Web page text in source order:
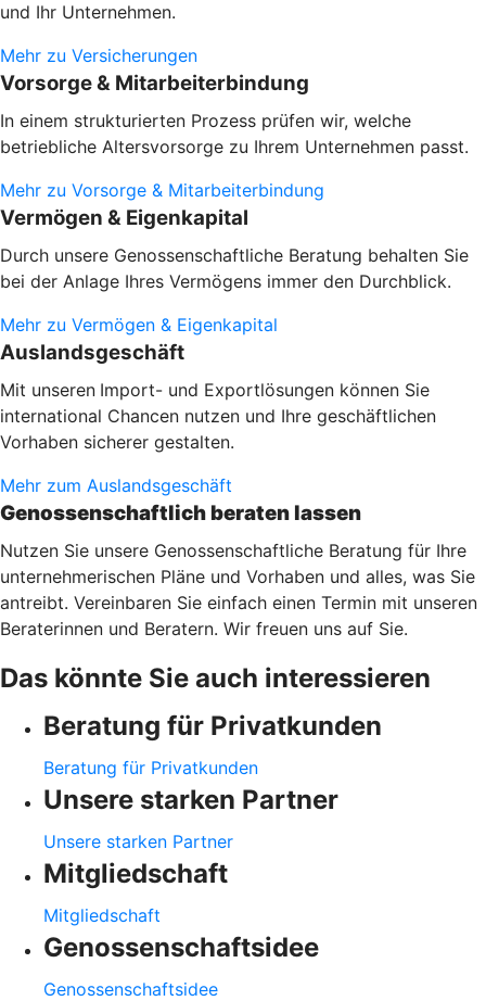
und Ihr Unternehmen.
Mehr zu Versicherungen
Vorsorge & Mitarbeiterbindung
In einem strukturierten Prozess prüfen wir, welche
betriebliche Altersvorsorge zu Ihrem Unternehmen passt.
Mehr zu Vorsorge & Mitarbeiterbindung
Vermögen & Eigenkapital
Durch unsere Genossenschaftliche Beratung behalten Sie
bei der Anlage Ihres Vermögens immer den Durchblick.
Mehr zu Vermögen & Eigenkapital
Auslandsgeschäft
Mit unseren Import- und Exportlösungen können Sie
international Chancen nutzen und Ihre geschäftlichen
Vorhaben sicherer gestalten.
Mehr zum Auslandsgeschäft
Genossenschaftlich beraten lassen
Nutzen Sie unsere Genossenschaftliche Beratung für Ihre
unternehmerischen Pläne und Vorhaben und alles, was Sie
antreibt. Vereinbaren Sie einfach einen Termin mit unseren
Beraterinnen und Beratern. Wir freuen uns auf Sie.
Das könnte Sie auch interessieren
Beratung für Privatkunden
Beratung für Privatkunden
Unsere starken Partner
Unsere starken Partner
Mitgliedschaft
Mitgliedschaft
Genossenschaftsidee
Genossenschaftsidee